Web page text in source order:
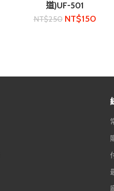
道)UF-501
NT$250 NT$150